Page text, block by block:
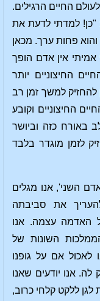
החיים הרגילים.
"כן! למדתי לדעת את
והוא פחות ערך. מכאן
אמיתי אין אדם הופך
החיצוניים יותר
למשך זמן רב
החיצוניים וקובע
באורח כזה וביושר
לזמן מוגדר בלבד
השני', אנו מגלים
את סביבתה
האדמה עצמה. אנו
השונות של
לאכול אם על גופנו
אנו יודעים שאנו
לגן ללקט קלחי כרוב,